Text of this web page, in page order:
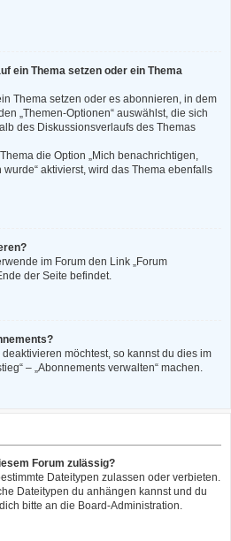
ein Thema setzen oder ein Thema
Thema setzen oder es abonnieren, in dem
„Themen-Optionen“ auswählst, die sich
des Diskussionsverlaufs des Themas
die Option „Mich benachrichtigen,
aktivierst, wird das Thema ebenfalls
im Forum den Link „Forum
der Seite befindet.
möchtest, so kannst du dies im
– „Abonnements verwalten“ machen.
Forum zulässig?
Dateitypen zulassen oder verbieten.
Dateitypen du anhängen kannst und du
bitte an die Board-Administration.